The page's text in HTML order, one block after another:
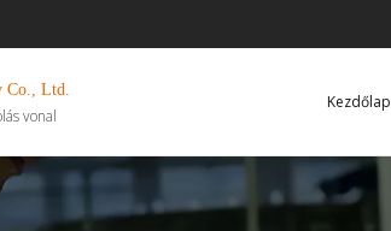
Co., Ltd.
vonal
Kezdőlap